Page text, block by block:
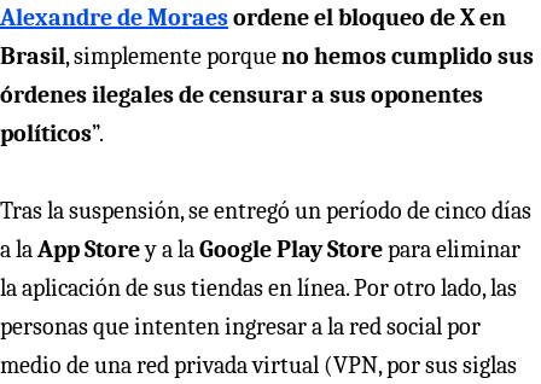
Alexandre de Moraesordene el bloqueo de X en
Brasil, simplemente porqueno hemos cumplido sus
órdenes ilegales de censurar a sus oponentes
políticos”.
Tras la suspensión, se entregó un período de cinco días
a laApp Storey a laGoogle Play Storepara eliminar
la aplicación de sus tiendas en línea. Por otro lado, las
personas que intenten ingresar a la red social por
medio de una red privada virtual (VPN, por sus siglas